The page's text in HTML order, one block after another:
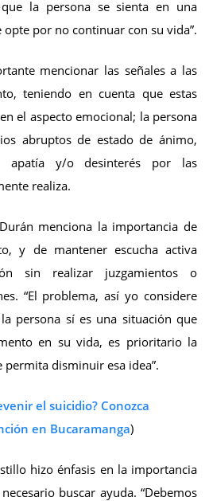
la persona se sienta en una
por no continuar con su vida”.
mencionar las señales a las
teniendo en cuenta que estas
el aspecto emocional; la persona
abruptos de estado de ánimo,
apatía y/o desinterés por las
realiza.
menciona la importancia de
y de mantener escucha activa
sin realizar juzgamientos o
“El problema, así yo considere
persona sí es una situación que
en su vida, es prioritario la
permita disminuir esa idea”.
el suicidio? Conozca
en Bucaramanga)
hizo énfasis en la importancia
buscar ayuda. “Debemos